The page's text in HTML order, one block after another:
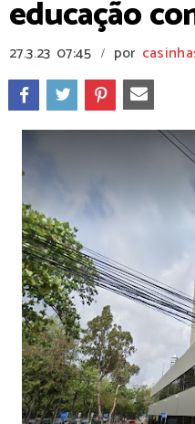
educação
27.3.23 07:45 / por